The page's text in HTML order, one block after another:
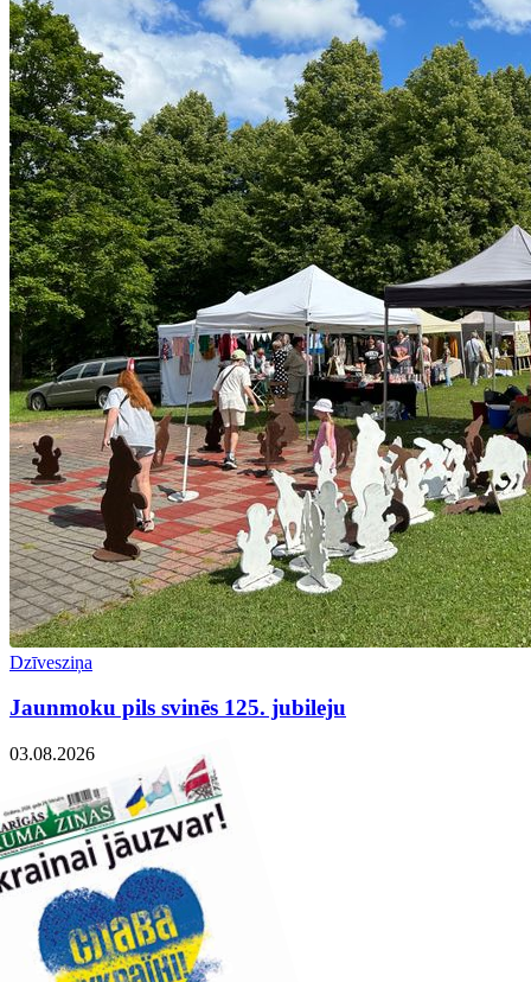
Dzīvesziņa
Jaunmoku pils svinēs 125. jubileju
03.08.2026